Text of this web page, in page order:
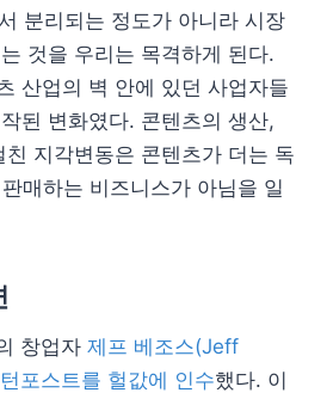
분리되는 정도가 아니라 시장
것을 우리는 목격하게 된다.
산업의 벽 안에 있던 사업자들
된 변화였다. 콘텐츠의 생산,
지각변동은 콘텐츠가 더는 독
매하는 비즈니스가 아님을 일
창업자 제프 베조스(Jeff
포스트를 헐값에 인수했다. 이